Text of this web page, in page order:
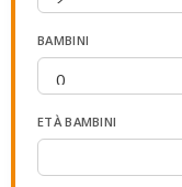
BAMBINI
ETÀ BAMBINI